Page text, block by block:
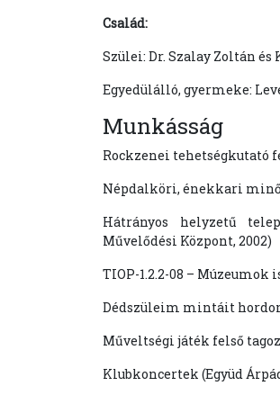
Család:
Szülei: Dr. Szalay Zoltán és
Egyedülálló, gyermeke:
Munkásság
Rockzenei tehetségkutató
Népdalköri, énekkari
Hátrányos helyzetű
Művelődési Központ, 2002)
TIOP-1.2.2-08 – Múzeumok
Dédszüleim mintáit
Műveltségi játék felső
Klubkoncertek (Együd